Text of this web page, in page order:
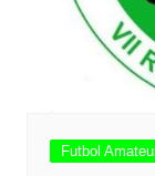
Futbol